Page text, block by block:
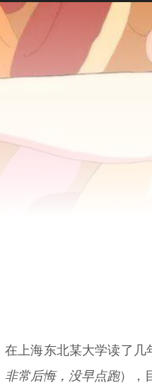
在上海东北某大学读了几
非常后悔，没早点跑），